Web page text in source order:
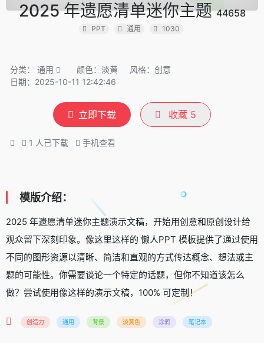
2025 年遗愿清单迷你主题44658
PPT 通用 1030
分类： 通用 颜色：淡黄
风格：创意
日期：2025-10-11 12:42:46
立即下载 收藏 5
1 人已下载 手机查看
模版介绍：
2025 年遗愿清单迷你主题演示文稿，开始用创意和原创设计给
观众留下深刻印象。像这里这样的 懒人PPT 模板提供了通过使用
不同的图形资源以清晰、简洁和直观的方式传达概念、想法或主
题的可能性。你需要谈论一个特定的话题，但你不知道该怎么
做？尝试使用像这样的演示文稿，100% 可定制！
创造力 通用 背景 淡黄色 涂鸦 笔记本